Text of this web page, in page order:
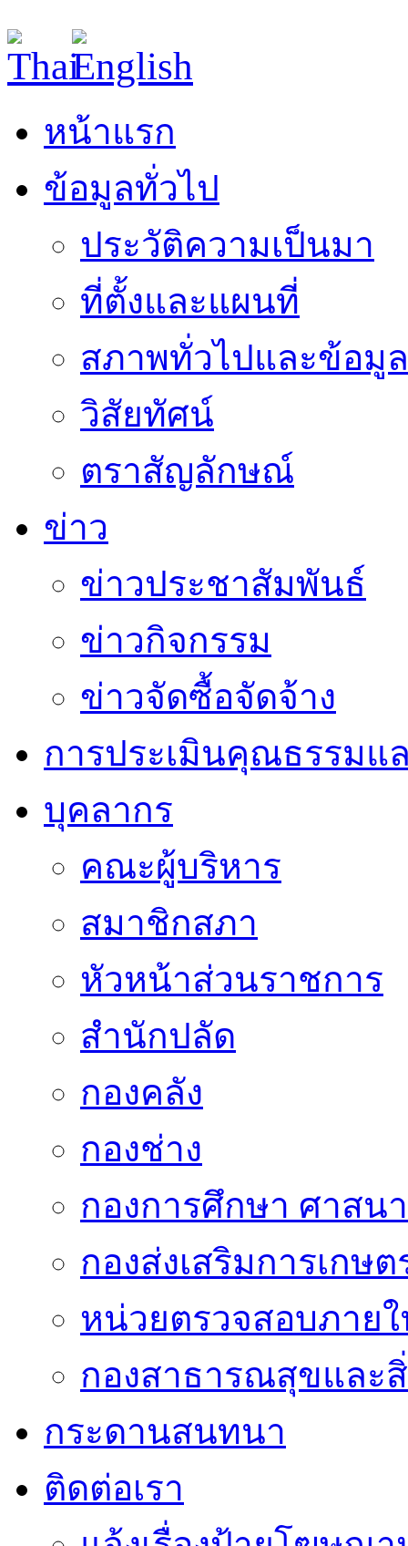
หน้าแรก
ข้อมูลทั่วไป
ประวัติความเป็นมา
ที่ตั้งและแผนที่
สภาพทั่วไปและข้อมู
วิสัยทัศน์
ตราสัญลักษณ์
ข่าว
ข่าวประชาสัมพันธ์
ข่าวกิจกรรม
ข่าวจัดซื้อจัดจ้าง
การประเมินคุณธรรมแ
บุคลากร
คณะผู้บริหาร
สมาชิกสภา
หัวหน้าส่วนราชการ
สำนักปลัด
กองคลัง
กองช่าง
กองการศึกษา ศาสน
กองส่งเสริมการเกษต
หน่วยตรวจสอบภาย
กองสาธารณสุขและ
กระดานสนทนา
ติดต่อเรา